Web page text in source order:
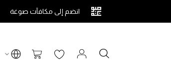
انضم إلى مكافآت صوغة
سلة التسوق بحث